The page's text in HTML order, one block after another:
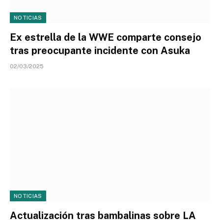
NOTICIAS
Ex estrella de la WWE comparte consejo
tras preocupante incidente con Asuka
02/03/2025
NOTICIAS
Actualización tras bambalinas sobre LA